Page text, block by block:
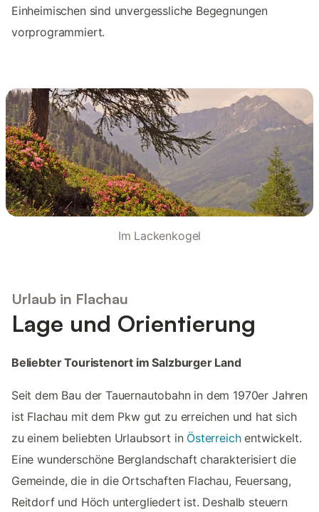
Einheimischen sind unvergessliche Begegnungen
vorprogrammiert.
Im Lackenkogel
Urlaub in Flachau
Lage und Orientierung
Beliebter Touristenort im Salzburger Land
Seit dem Bau der Tauernautobahn in dem 1970er Jahren
ist Flachau mit dem Pkw gut zu erreichen und hat sich
zu einem beliebten Urlaubsort in Österreichentwickelt.
Eine wunderschöne Berglandschaft charakterisiert die
Gemeinde, die in die Ortschaften Flachau, Feuersang,
Reitdorf und Höch untergliedert ist. Deshalb steuern